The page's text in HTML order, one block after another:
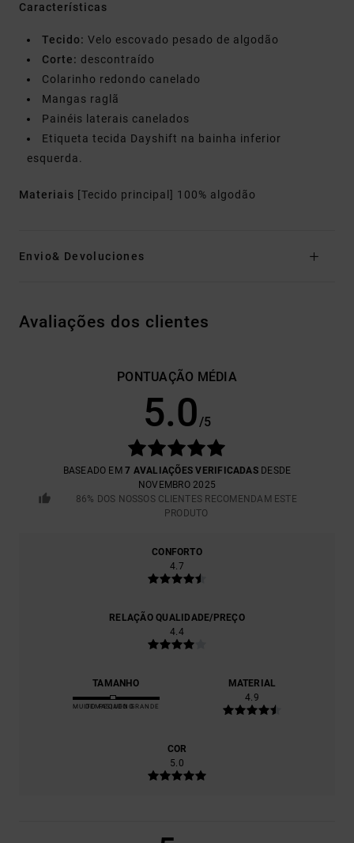
Características
Tecido: Velo escovado pesado de algodão
Corte: descontraído
Colarinho redondo canelado
Mangas raglã
Painéis laterais canelados
Etiqueta tecida Dayshift na bainha inferior
esquerda.
Materiais [Tecido principal] 100% algodão
Envio& Devoluciones
Avaliações dos clientes
PONTUAÇÃO MÉDIA
5.0/5
BASEADO EM7 AVALIAÇÕES VERIFICADASDESDE
NOVEMBRO 2025
86% DOS NOSSOS CLIENTES RECOMENDAM ESTE
PRODUTO
CONFORTO
4.7
RELAÇÃO QUALIDADE/PREÇO
4.4
TAMANHO
MUITO PEQUENO
DEMASIADO GRANDE
MATERIAL
4.9
COR
5.0